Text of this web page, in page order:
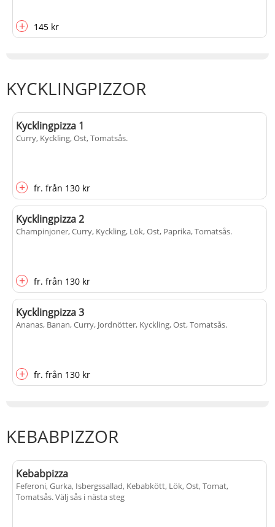
+ 145 kr
KYCKLINGPIZZOR
Kycklingpizza 1
Curry, Kyckling, Ost, Tomatsås.
+ fr. från 130 kr
Kycklingpizza 2
Champinjoner, Curry, Kyckling, Lök, Ost, Paprika, Tomatsås.
+ fr. från 130 kr
Kycklingpizza 3
Ananas, Banan, Curry, Jordnötter, Kyckling, Ost, Tomatsås.
+ fr. från 130 kr
KEBABPIZZOR
Kebabpizza
Feferoni, Gurka, Isbergssallad, Kebabkött, Lök, Ost, Tomat,
Tomatsås. Välj sås i nästa steg